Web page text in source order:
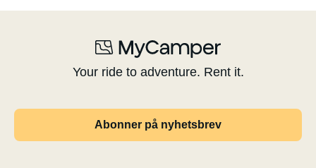
Your ride to adventure. Rent it.
Abonner på nyhetsbrev